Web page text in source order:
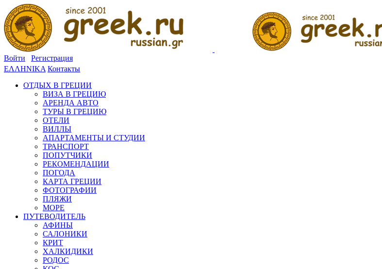
Войти
Регистрация
ΕΛΛΗΝΙΚΑ Контакты
ОТДЫХ В ГРЕЦИИ
ВИЗА В ГРЕЦИЮ
АРЕНДА АВТО
ТУРЫ В ГРЕЦИЮ
ОТЕЛИ
ВИЛЛЫ
АПАРТАМЕНТЫ И СТУДИИ
ТРАНСПОРТ
ПОПУТЧИКИ
РЕКОМЕНДАЦИИ
ПОГОДА
КАРТА ГРЕЦИИ
ФОТОГРАФИИ
ПЛЯЖИ
МОРЕ
ПУТЕВОДИТЕЛЬ
АФИНЫ
САЛОНИКИ
КРИТ
ХАЛКИДИКИ
РОДОС